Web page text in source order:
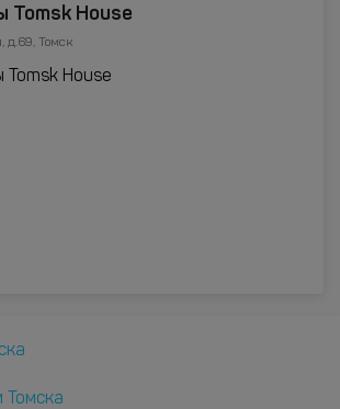
Tomsk House
д.69, Томск
Томска